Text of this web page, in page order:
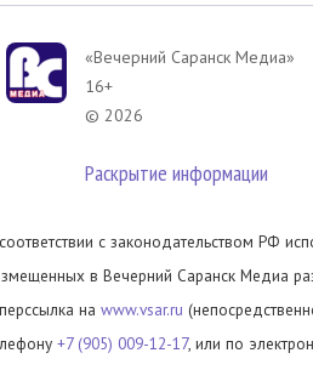
«Вечерний Саранск Mедиа»
16+
© 2026
Раскрытие информации
с законодательством РФ
в Вечерний Саранск Медиа
на www.vsar.ru
+7 (905) 009-12-17, или по